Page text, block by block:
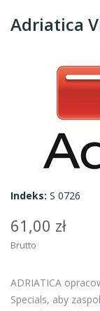
Adriatica
Indeks: S 0726
61,00 zł
Brutto
ADRIATICA
Specials, aby